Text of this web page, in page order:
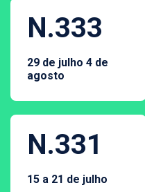
N.333
29 de julho 4 de
agosto
N.331
15 a 21 de julho